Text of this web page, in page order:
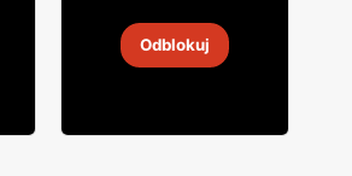
30 sie 2026
Odblokuj